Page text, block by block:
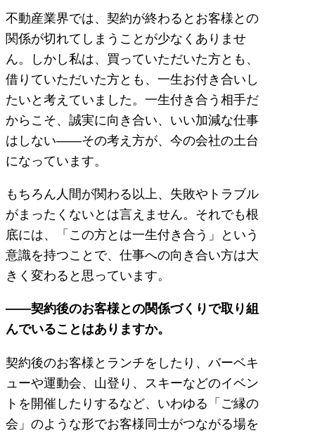
不動産業界では、契約が終わるとお客様との
関係が切れてしまうことが少なくありませ
ん。しかし私は、買っていただいた方とも、
借りていただいた方とも、一生お付き合いし
たいと考えていました。一生付き合う相手だ
からこそ、誠実に向き合い、いい加減な仕事
はしない――その考え方が、今の会社の土台
になっています。
もちろん人間が関わる以上、失敗やトラブル
がまったくないとは言えません。それでも根
底には、「この方とは一生付き合う」という
意識を持つことで、仕事への向き合い方は大
きく変わると思っています。
――契約後のお客様との関係づくりで取り組
んでいることはありますか。
契約後のお客様とランチをしたり、バーベキ
ューや運動会、山登り、スキーなどのイベン
トを開催したりするなど、いわゆる「ご縁の
会」のような形でお客様同士がつながる場を